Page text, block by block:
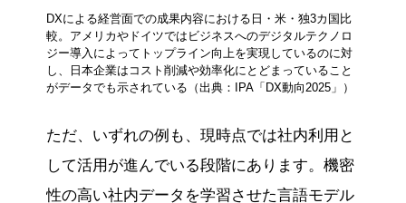
DXによる経営面での成果内容における日・米・独3カ国比
較。アメリカやドイツではビジネスへのデジタルテクノロ
ジー導入によってトップライン向上を実現しているのに対
し、日本企業はコスト削減や効率化にとどまっていること
がデータでも示されている（出典：IPA「DX動向2025」）
ただ、いずれの例も、現時点では社内利用と
して活用が進んでいる段階にあります。機密
性の高い社内データを学習させた言語モデル